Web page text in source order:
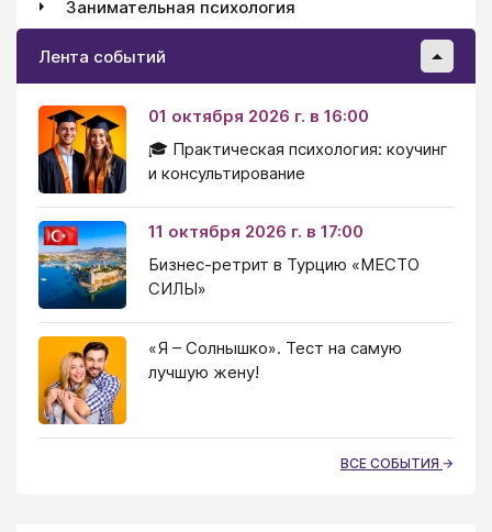
Занимательная психология
Лента событий
01 октября 2026 г. в 16:00
🎓 Практическая психология: коучинг
и консультирование
11 октября 2026 г. в 17:00
Бизнес-ретрит в Турцию «МЕСТО
СИЛЫ»
«Я – Солнышко». Тест на самую
лучшую жену!
ВСЕ СОБЫТИЯ